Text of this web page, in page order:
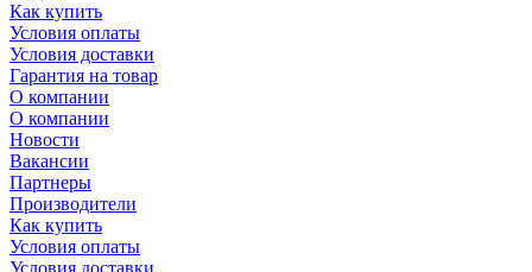
Как купить
Условия оплаты
Условия доставки
Гарантия на товар
О компании
О компании
Новости
Вакансии
Партнеры
Производители
Как купить
Условия оплаты
Условия доставки